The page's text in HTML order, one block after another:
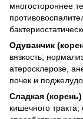
многостороннее
Одуванчик
вязкость;
атеросклерозе,
почек и
Сладкая (корень)
кишечного